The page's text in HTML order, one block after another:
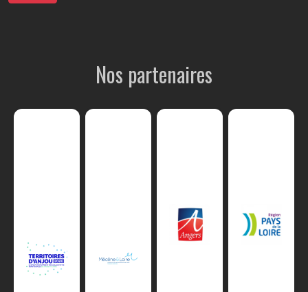
Nos partenaires